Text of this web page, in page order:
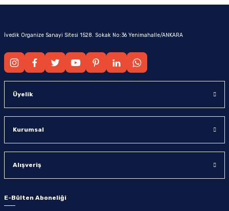
İvedik Organize Sanayi Sitesi 1528. Sokak No:36 Yenimahalle/ANKARA
Üyelik
Kurumsal
Alışveriş
E-Bülten Aboneliği